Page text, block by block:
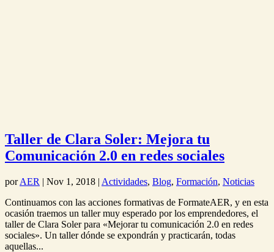
Taller de Clara Soler: Mejora tu
Comunicación 2.0 en redes sociales
porAER | Nov 1, 2018 | Actividades, Blog, Formación, Noticias
Continuamos con las acciones formativas de FormateAER, y en esta
ocasión traemos un taller muy esperado por los emprendedores, el
taller de Clara Soler para «Mejorar tu comunicación 2.0 en redes
sociales». Un taller dónde se expondrán y practicarán, todas
aquellas...